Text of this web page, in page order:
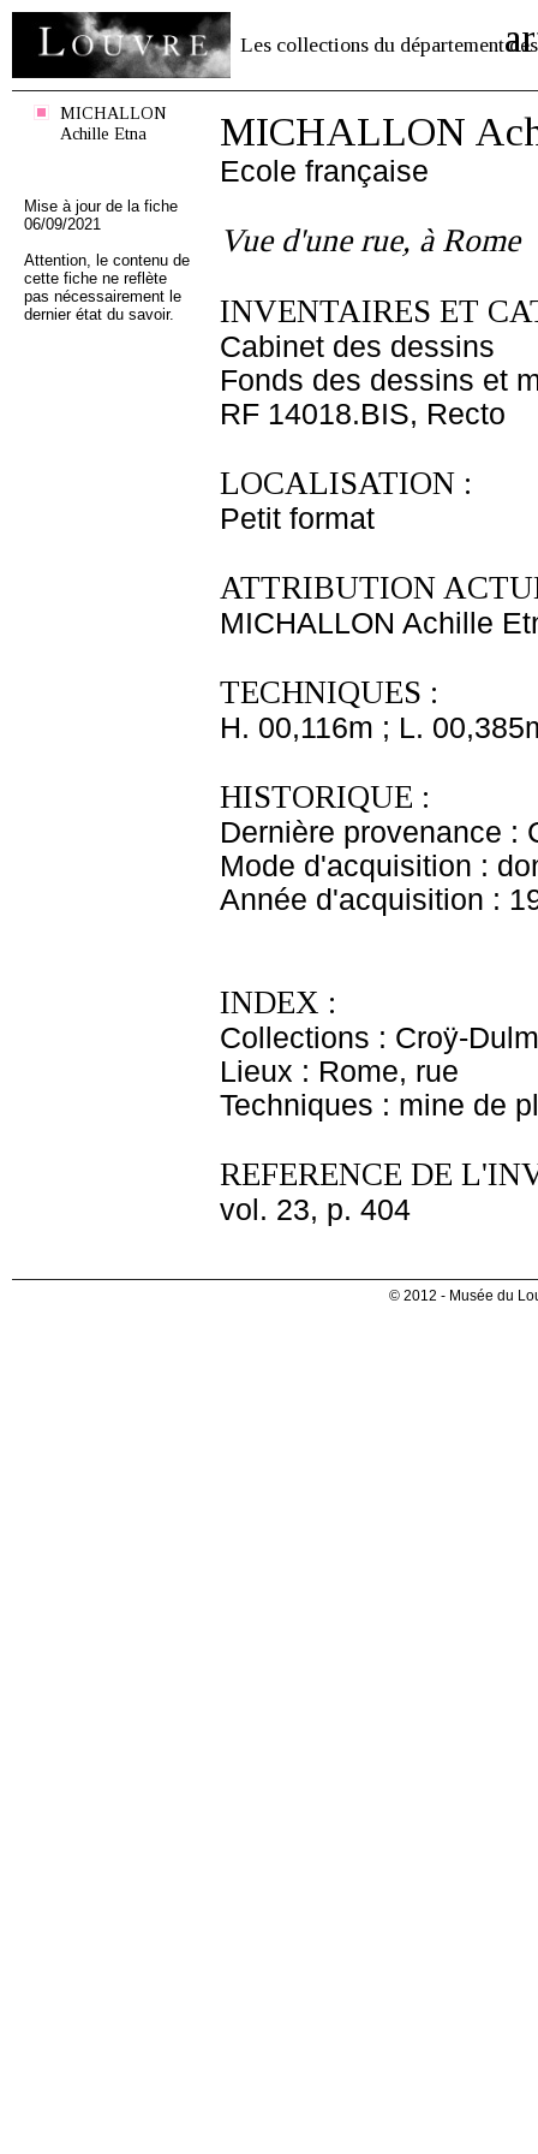
Les collections du département des
MICHALLON
Achille Etna
Mise à jour de la fiche
06/09/2021
Attention, le contenu de
cette fiche ne reflète
pas nécessairement le
dernier état du savoir.
MICHALLON
Ecole française
Vue d'une rue, à Rome
INVENTAIRES ET
Cabinet des dessins
Fonds des dessins et
RF 14018.BIS, Recto
LOCALISATION :
Petit format
ATTRIBUTION
MICHALLON Achille
TECHNIQUES :
H. 00,116m ; L.
HISTORIQUE :
Dernière provenance :
Mode d'acquisition :
Année d'acquisition :
INDEX :
Collections : Croÿ-
Lieux : Rome, rue
Techniques : mine de
REFERENCE DE
vol. 23, p. 404
© 2012 - Musée du